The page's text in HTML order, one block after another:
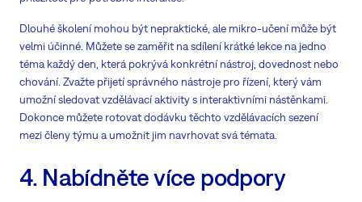
Dlouhé školení mohou být nepraktické, ale mikro-učení může být
velmi účinné. Můžete se zaměřit na sdílení krátké lekce na jedno
téma každý den, která pokrývá konkrétní nástroj, dovednost nebo
chování. Zvažte přijetí správného nástroje pro řízení, který vám
umožní sledovat vzdělávací aktivity s interaktivními nástěnkami.
Dokonce můžete rotovat dodávku těchto vzdělávacích sezení
mezi členy týmu a umožnit jim navrhovat svá témata.
4. Nabídněte více podpory